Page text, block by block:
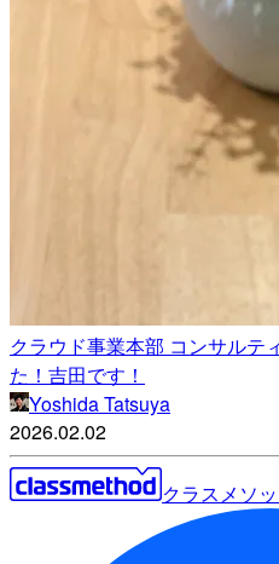
クラウド事業本部 コンサルテ
た！吉田です！
Yoshida Tatsuya
2026.02.02
クラスメソ